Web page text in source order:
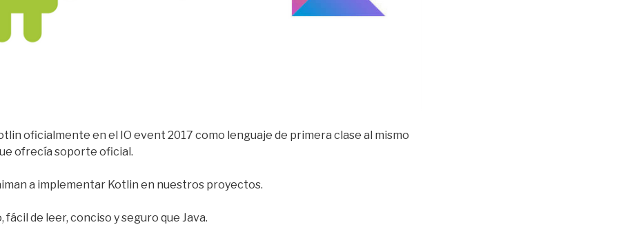
oficialmente en el IO event 2017 como lenguaje de primera clase al mismo
ofrecía soporte oficial.
a implementar Kotlin en nuestros proyectos.
fácil de leer, conciso y seguro que Java.